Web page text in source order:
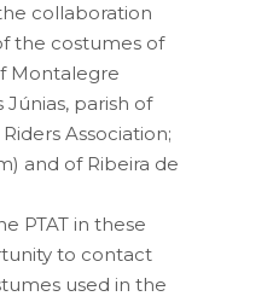
collaboration
the costumes of
Montalegre
Júnias, parish of
Association;
and of Ribeira de
PTAT in these
to contact
used in the